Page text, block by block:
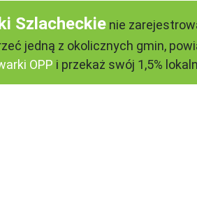
Szlacheckie nie
jedną z okolicznych gmin,
OPP i przekaż swój 1,5%